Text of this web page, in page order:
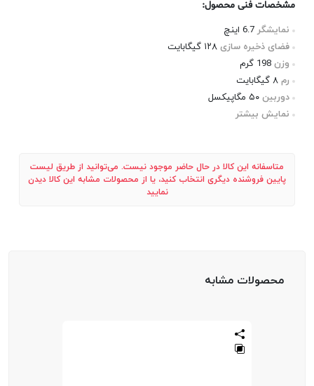
مشخصات فنی محصول:
نمایشگر 6.7 اینچ
فضای ذخیره سازی ۱۲۸ گیگابایت
وزن 198 گرم
رم ۸ گیگابایت
دوربین ۵۰ مگاپیکسل
نمایش بیشتر
متاسفانه این کالا در حال حاضر موجود نیست. می‌توانید از طریق لیست
پایین فروشنده دیگری انتخاب کنید، یا از محصولات مشابه این کالا دیدن
نمایید
محصولات مشابه